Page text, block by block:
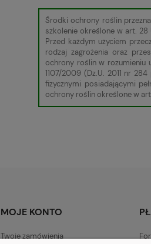
Środki ochrony roślin
szkolenie określone w art.
Przed każdym użyciem
rodzaj zagrożenia oraz
ochrony roślin w rozumieniu
1107/2009 (Dz.U. 2011 nr
fizycznymi posiadającymi
ochrony roślin określone w
MOJE KONTO
Twoje zamówienia